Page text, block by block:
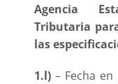
Agencia
Tributaria
las
1.l) – Fecha